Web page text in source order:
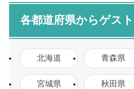
各都道府県からゲス
北海道 青森県
宮城県 秋田県